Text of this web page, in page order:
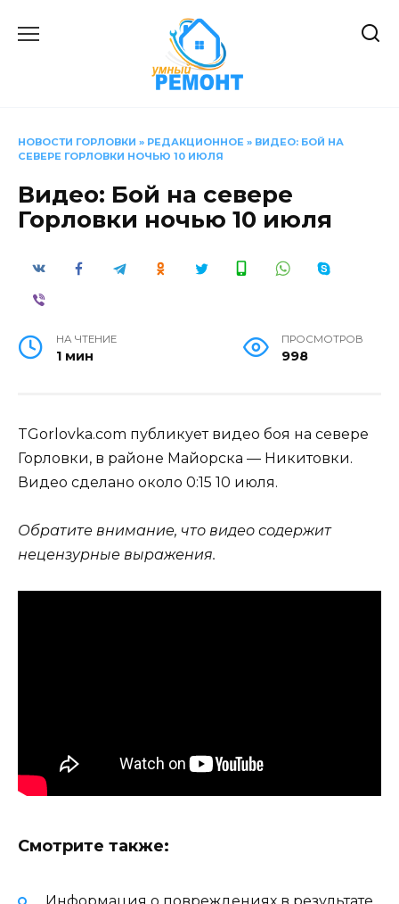
НОВОСТИ ГОРЛОВКИ » РЕДАКЦИОННОЕ » ВИДЕО: БОЙ НА
СЕВЕРЕ ГОРЛОВКИ НОЧЬЮ 10 ИЮЛЯ
Видео: Бой на севере
Горловки ночью 10 июля
НА ЧТЕНИЕ
1 мин
ПРОСМОТРОВ
998
TGorlovka.com публикует видео боя на севере
Горловки, в районе Майорска — Никитовки.
Видео сделано около 0:15 10 июля.
Обратите внимание, что видео содержит
нецензурные выражения.
Смотрите также: